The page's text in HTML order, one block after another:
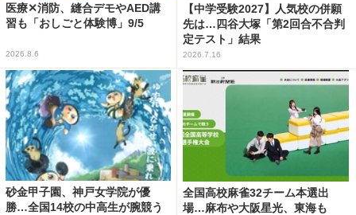
医療✕消防、縫合デモやAED講
習も「おしごと体験博」9/5
2026.8.6
【中学受験2027】人気校の併願
先は…四谷大塚「第2回合不合判
定テスト」結果
2026.7.16
砂金甲子園、神戸女学院が優
勝…全国14校の中高生が腕競う
全国高校麻雀32チーム本選出
場…麻布や大阪星光、東海も